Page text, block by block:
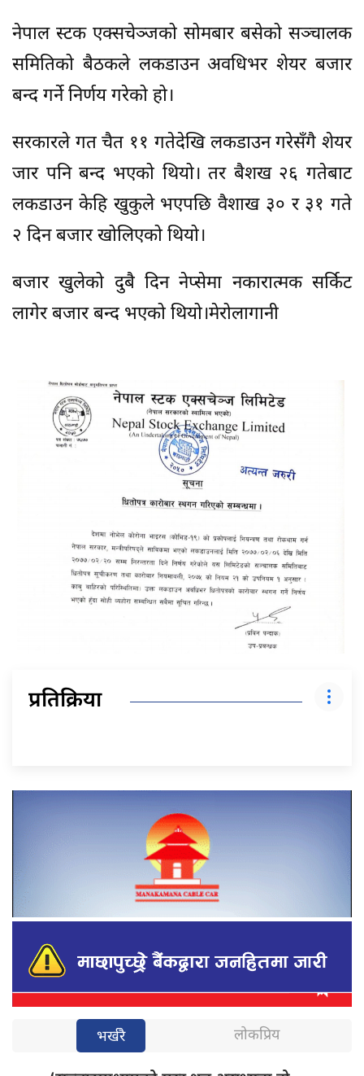
नेपाल स्टक एक्सचेञ्जको सोमबार बसेको सञ्चालक
समितिको बैठकले लकडाउन अवधिभर शेयर बजार
बन्द गर्ने निर्णय गरेको हो।
सरकारले गत चैत ११ गतेदेखि लकडाउन गरेसँगै शेयर
जार पनि बन्द भएको थियो। तर बैशख २६ गतेबाट
लकडाउन केहि खुकुले भएपछि वैशाख ३० र ३१ गते
२ दिन बजार खोलिएको थियो।
बजार खुलेको दुबै दिन नेप्सेमा नकारात्मक सर्किट
लागेर बजार बन्द भएको थियो।मेरोलागानी
प्रतिक्रिया
भर्खरै लोकप्रिय